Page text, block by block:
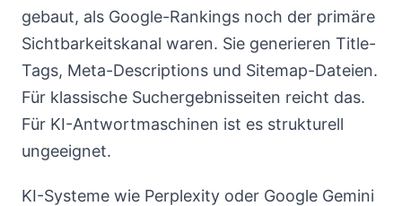
gebaut, als Google-Rankings noch der primäre
Sichtbarkeitskanal waren. Sie generieren Title-
Tags, Meta-Descriptions und Sitemap-Dateien.
Für klassische Suchergebnisseiten reicht das.
Für KI-Antwortmaschinen ist es strukturell
ungeeignet.
KI-Systeme wie Perplexity oder Google Gemini